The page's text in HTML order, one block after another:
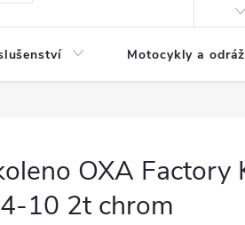
Motocykly a
OXA Factory
10 2t chrom